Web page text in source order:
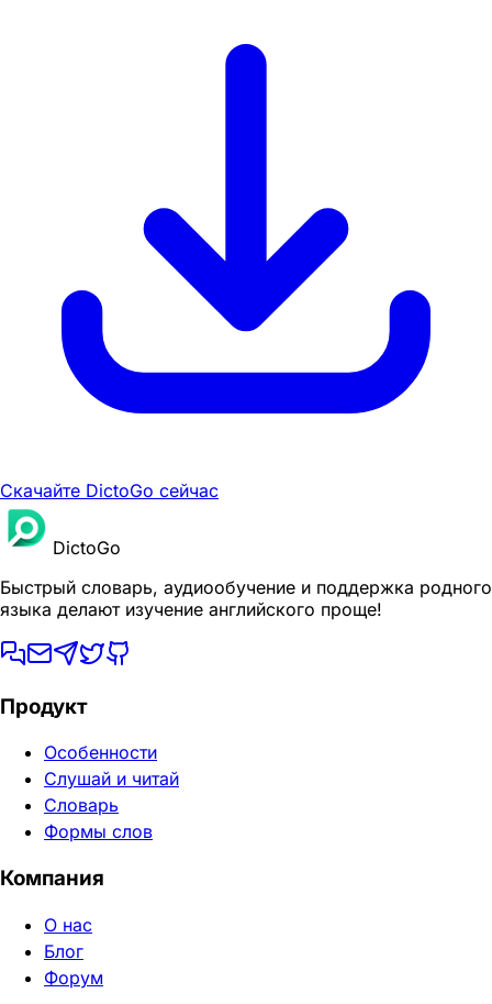
Скачайте DictoGo сейчас
DictoGo
Быстрый словарь, аудиообучение и поддержка родного
языка делают изучение английского проще!
Продукт
Особенности
Слушай и читай
Словарь
Формы слов
Компания
О нас
Блог
Форум